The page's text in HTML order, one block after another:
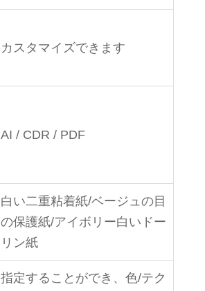
カスタマイズできます
AI / CDR / PDF
白い二重粘着紙/ベージュの目
の保護紙/アイボリー白いドー
リン紙
指定することができ、色/テク